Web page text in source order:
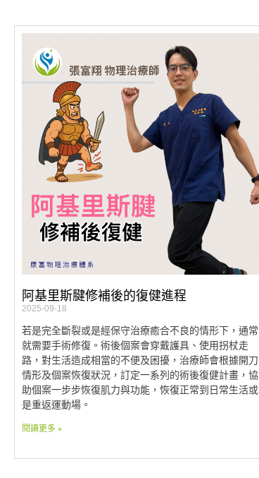
阿基里斯腱修補後的復健進程
2025-09-18
若是完全斷裂或是經保守治療癒合不良的情形下，通常
就需要手術修復。術後個案會穿戴護具、使用拐杖走
路，對生活造成相當的不便及困擾，治療師會根據開刀
情形及個案恢復狀況，訂定一系列的術後復健計畫，協
助個案一步步恢復肌力與功能，恢復正常到日常生活或
是重返運動場。
閱讀更多 »